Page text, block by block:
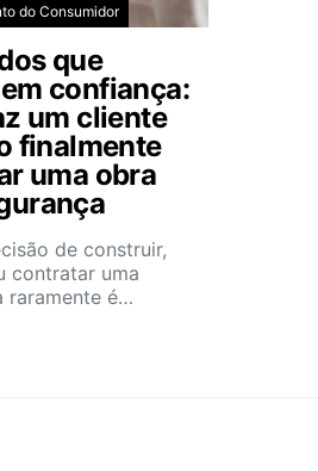
do Consumidor
que
confiança:
um cliente
finalmente
uma obra
de construir,
contratar uma
raramente é…